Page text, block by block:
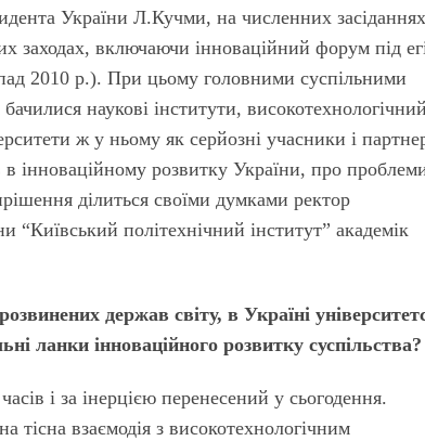
України Л.Кучми, на численних засіданнях
заходах, включаючи інноваційний форум під
2010 р.). При цьому головними суспільними
наукові інститути, високотехнологічний
ж у ньому як серйозні учасники і
інноваційному розвитку України, про
ділиться своїми думками ректор
“Київський політехнічний інститут” академік
держав світу, в Україні
ланки інноваційного розвитку суспільства?
і за інерцією перенесений у сьогодення.
тісна взаємодія з високотехнологічним